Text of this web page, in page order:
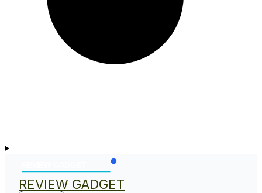
REVIEW GADGET